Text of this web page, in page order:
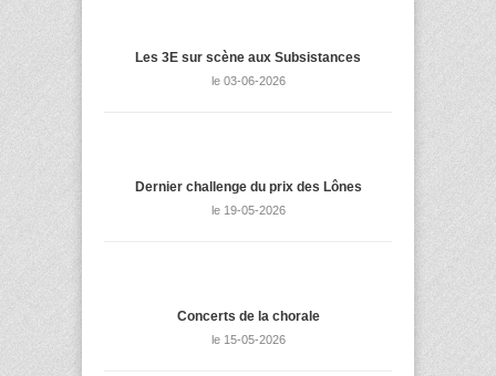
Les 3E sur scène aux Subsistances
le 03-06-2026
Dernier challenge du prix des Lônes
le 19-05-2026
Concerts de la chorale
le 15-05-2026